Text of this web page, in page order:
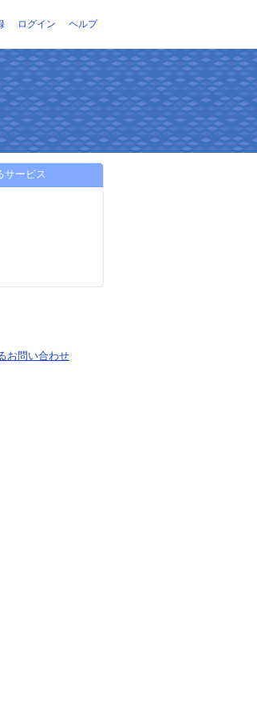
ログイン ヘルプ
サービス
お問い合わせ